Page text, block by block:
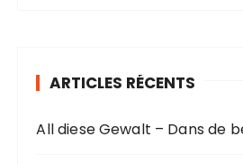
ARTICLES RÉCENTS
All diese Gewalt – Dans de